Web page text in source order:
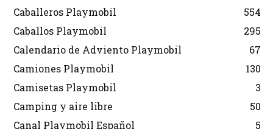
Caballeros Playmobil
554
Caballos Playmobil
295
Calendario de Adviento Playmobil
67
Camiones Playmobil
130
Camisetas Playmobil
3
Camping y aire libre
50
Canal Playmobil Español
5